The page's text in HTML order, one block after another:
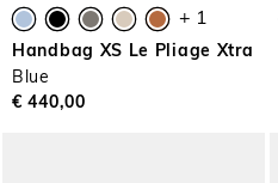
+ 1
Handbag XS Le Pliage Xtra
Blue
€ 440,00